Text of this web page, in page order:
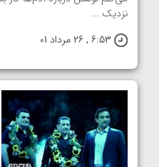
نزدیک ...
6:53 , 26 مرداد 01